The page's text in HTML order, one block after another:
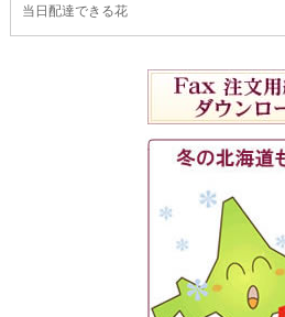
当日配達できる花